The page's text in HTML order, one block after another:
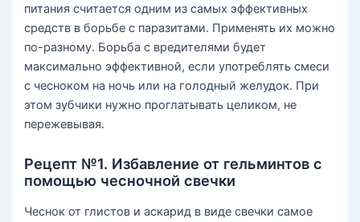
питания считается одним из самых эффективных
средств в борьбе с паразитами. Применять их можно
по-разному. Борьба с вредителями будет
максимально эффективной, если употреблять смеси
с чесноком на ночь или на голодный желудок. При
этом зубчики нужно проглатывать целиком, не
пережевывая.
Рецепт №1. Избавление от гельминтов с
помощью чесночной свечки
Чеснок от глистов и аскарид в виде свечки самое